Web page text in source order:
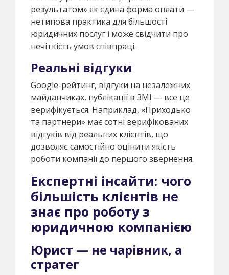
результатом» як єдина форма оплати —
нетипова практика для більшості
юридичних послуг і може свідчити про
нечіткість умов співпраці.
Реальні відгуки
Google-рейтинг, відгуки на незалежних
майданчиках, публікації в ЗМІ — все це
верифікується. Наприклад, «Приходько
та партнери» має сотні верифікованих
відгуків від реальних клієнтів, що
дозволяє самостійно оцінити якість
роботи компанії до першого звернення.
Експертні інсайти: чого
більшість клієнтів не
знає про роботу з
юридичною компанією
Юрист — не чарівник, а
стратег